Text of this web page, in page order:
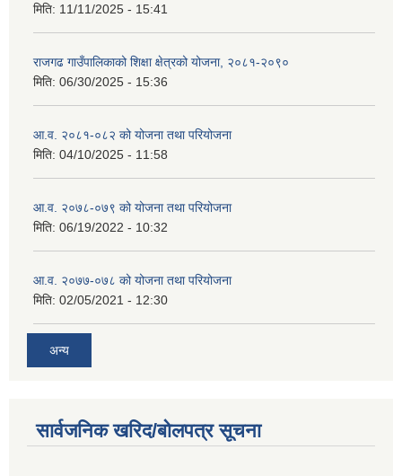
मिति: 11/11/2025 - 15:41
राजगढ गाउँपालिकाको शिक्षा क्षेत्रको योजना, २०८१-२०९०
मिति: 06/30/2025 - 15:36
आ.व. २०८१-०८२ को योजना तथा परियोजना
मिति: 04/10/2025 - 11:58
आ.व. २०७८-०७९ को योजना तथा परियोजना
मिति: 06/19/2022 - 10:32
आ.व. २०७७-०७८ को योजना तथा परियोजना
मिति: 02/05/2021 - 12:30
अन्य
सार्वजनिक खरिद/बोलपत्र सूचना